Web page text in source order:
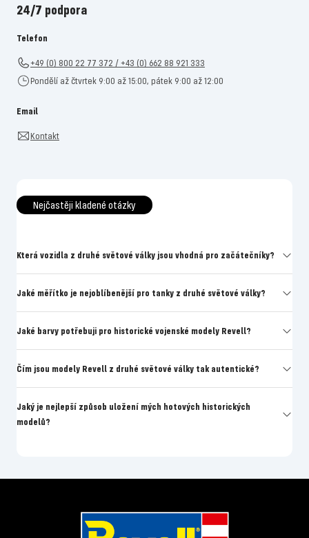
24/7 podpora
Telefon
+49 (0) 800 22 77 372 / +43 (0) 662 88 921 333
Pondělí až čtvrtek 9:00 až 15:00, pátek 9:00 až 12:00
Email
Kontakt
Nejčastěji kladené otázky
Která vozidla z druhé světové války jsou vhodná pro začátečníky?
Jaké měřítko je nejoblíbenější pro tanky z druhé světové války?
Jaké barvy potřebuji pro historické vojenské modely Revell?
Čím jsou modely Revell z druhé světové války tak autentické?
Jaký je nejlepší způsob uložení mých hotových historických
modelů?